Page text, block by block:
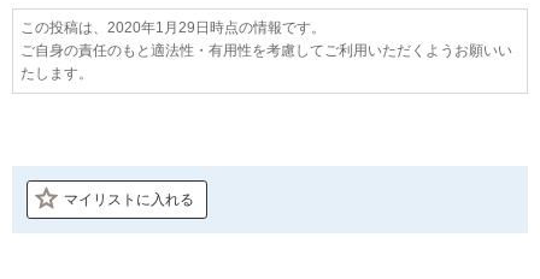
この投稿は、2020年1月29日時点の情報です。
ご自身の責任のもと適法性・有用性を考慮してご利用いただくようお願いい
たします。
マイリストに入れる